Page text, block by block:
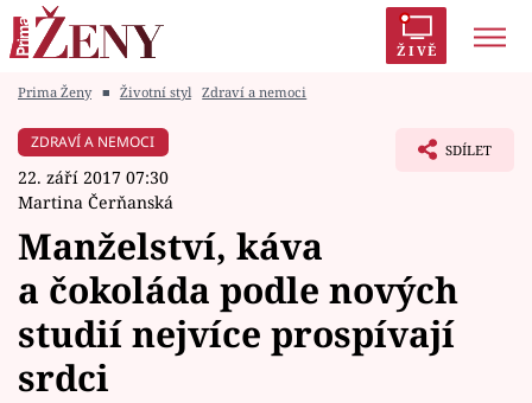
ŽIVĚ
Módní alarm
Zrádci
Témata
Celebrity
Prima Ženy ■ Životní styl Zdraví a nemoci
ZDRAVÍ A NEMOCI
22. září 2017 07:30
Martina Čerňanská
SDÍLET
Manželství, káva
a čokoláda podle nových
studií nejvíce prospívají
srdci